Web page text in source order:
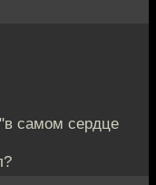
самом сердце